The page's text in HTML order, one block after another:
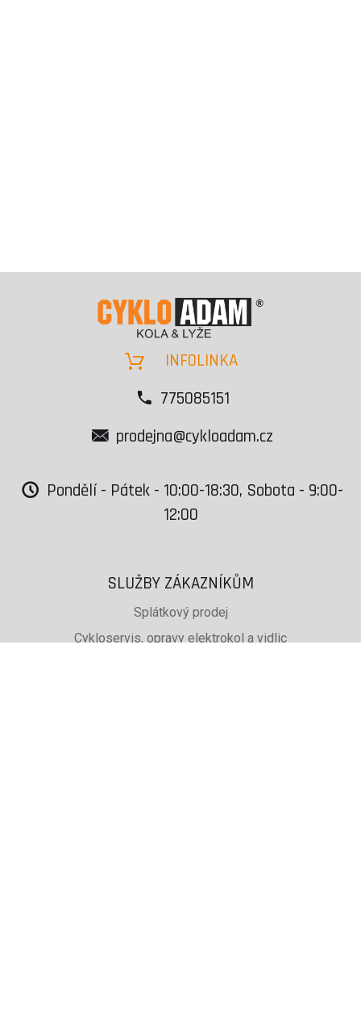
INFOLINKA
775085151
prodejna@cykloadam.cz
Pondělí - Pátek - 10:00-18:30, Sobota - 9:00-
12:00
SLUŽBY ZÁKAZNÍKŮM
Splátkový prodej
Cykloservis, opravy elektrokol a vidlic